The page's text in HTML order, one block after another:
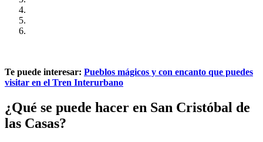
Te puede interesar: Pueblos mágicos y con encanto que puedes
visitar en el Tren Interurbano
¿Qué se puede hacer en San Cristóbal de
las Casas?